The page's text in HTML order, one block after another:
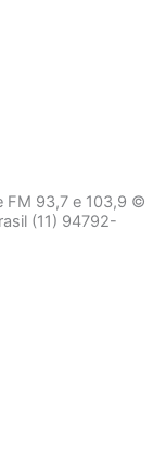
FM 93,7 e 103,9 ©
(11) 94792-